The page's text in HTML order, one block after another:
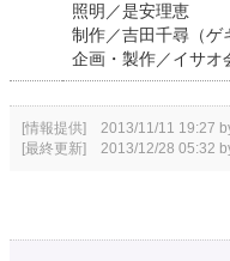
照明／是安理恵
制作／吉田千尋（ゲ
企画・製作／イサオ
[情報提供] 2013/11/11 19:27
[最終更新] 2013/12/28 05:32